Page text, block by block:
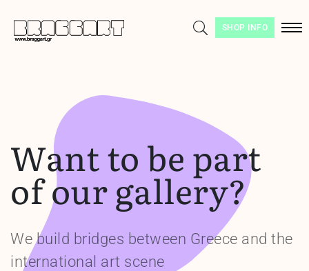
SHOP INFO
Want to be part
of our gallery?
We build bridges between Greece and the
international art scene